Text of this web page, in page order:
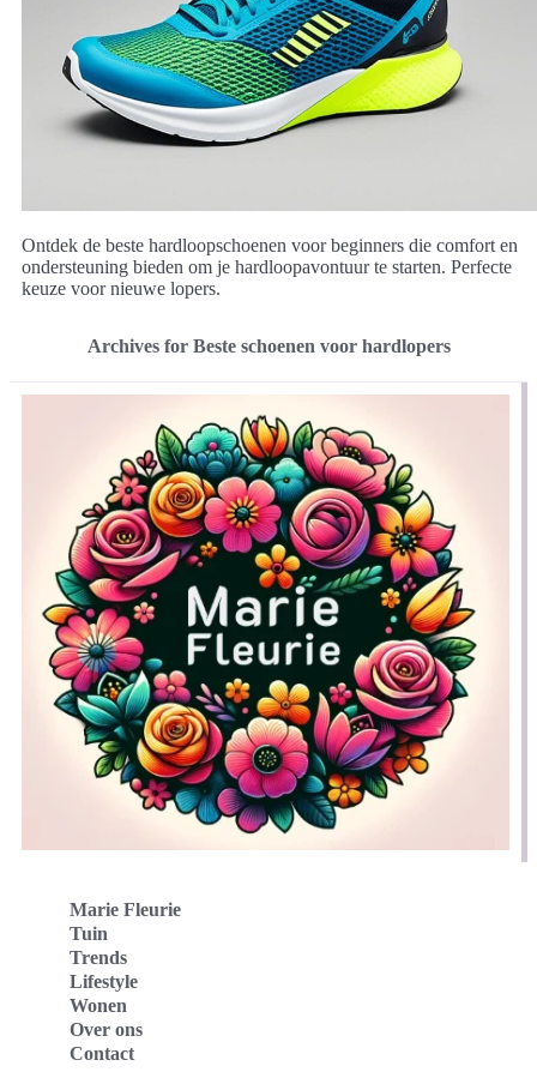
Ontdek de beste hardloopschoenen voor beginners die comfort en
ondersteuning bieden om je hardloopavontuur te starten. Perfecte
keuze voor nieuwe lopers.
Archives for Beste schoenen voor hardlopers
Marie Fleurie
Tuin
Trends
Lifestyle
Wonen
Over ons
Contact